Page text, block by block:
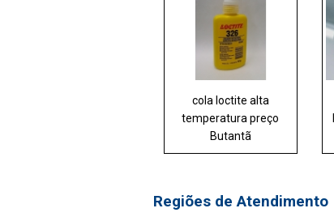
cola loctite alta
temperatura preço
Butantã
Regiões de Atendimento